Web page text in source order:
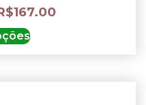
167.00